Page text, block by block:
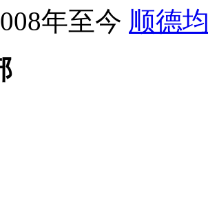
年至今 顺德